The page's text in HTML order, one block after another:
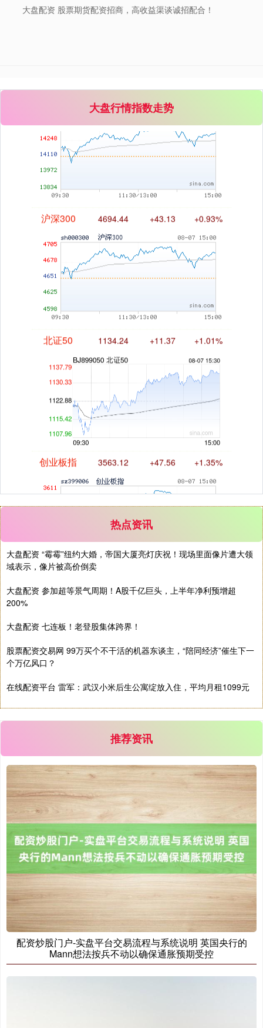
大盘配资 股票期货配资招商，高收益渠谈诚招配合！
大盘行情指数走势
沪深300 4694.44 +43.13 +0.93%
北证50 1134.24 +11.37 +1.01%
创业板指 +1.35%
基金指数
国债指数 229.69 +0.10 +0.04%
期指IC0 7877.80 +164.40
上证综指 3940.04 +39.68 +1.02%
热点资讯
大盘配资 “霉霉”纽约大婚，帝国大厦亮灯庆祝！现场里面像片遭大领
域表示，像片被高价倒卖
大盘配资 参加超等景气周期！A股千亿巨头，上半年净利预增超
200%
大盘配资 七连板！老登股集体跨界！
股票配资交易网 99万买个不干活的机器东谈主，“陪同经济”催生下一
个万亿风口？
在线配资平台 雷军：武汉小米后生公寓绽放入住，平均月租1099元
推荐资讯
配资炒股门户-实盘平台交易流程与系统说明 英国央行的
Mann想法按兵不动以确保通胀预期受控